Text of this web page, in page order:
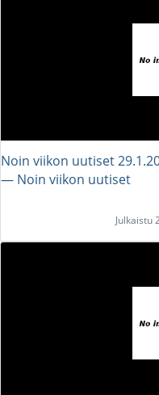
Noin viikon uutiset
― Noin viikon uutiset
Julkaistu